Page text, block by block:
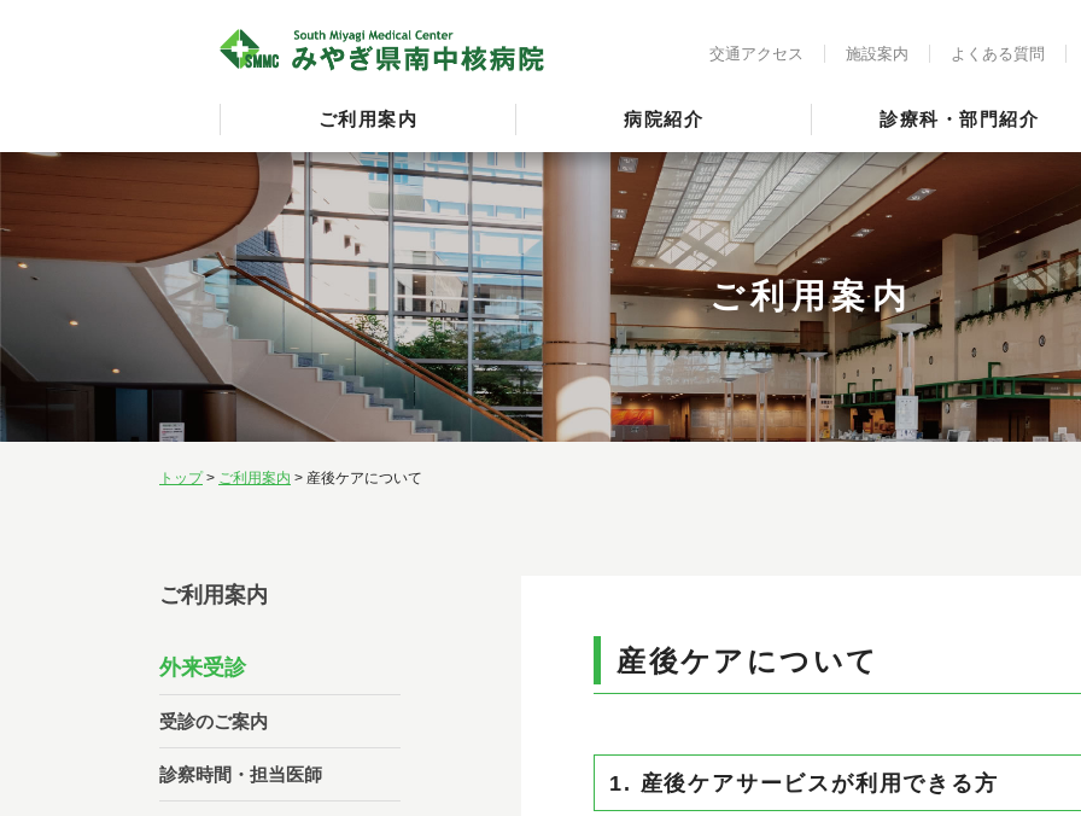
交通アクセス 施設案内 よくある質問
ご利用案内 病院紹介 診療科・部門紹介
ご利用案内
トップ> ご利用案内 > 産後ケアについて
産後ケアについて
1. 産後ケアサービスが利用できる方
ご利用案内
外来受診
受診のご案内
診察時間・担当医師